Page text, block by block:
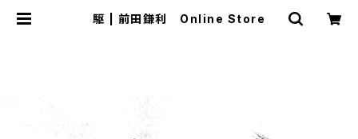
駆 | 前田鎌利 Online Store